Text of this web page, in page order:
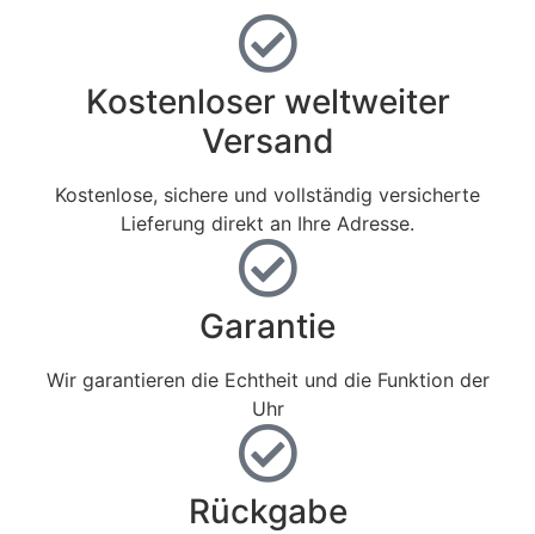
Kostenloser weltweiter
Versand
Kostenlose, sichere und vollständig versicherte
Lieferung direkt an Ihre Adresse.
Garantie
Wir garantieren die Echtheit und die Funktion der
Uhr
Rückgabe